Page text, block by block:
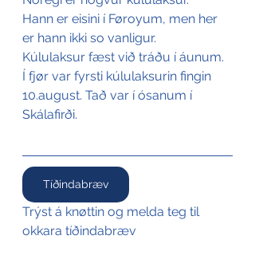
Hann er eisini í Føroyum, men her
er hann ikki so vanligur.
Kúlulaksur fæst við tráðu í áunum.
Í fjør var fyrsti kúlulaksurin fingin
10.august. Tað var í ósanum í
Skálafirði.
Tíðindabræv
Trýst á knøttin og melda teg til
okkara tíðindabræv